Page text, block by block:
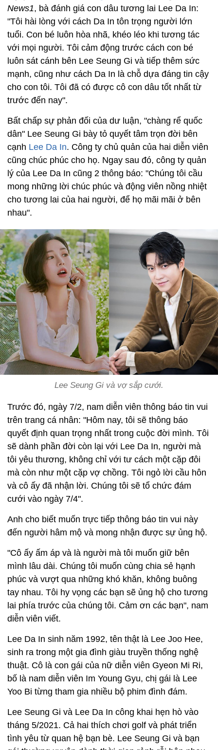
News1, bà đánh giá con dâu tương lai Lee Da In:
"Tôi hài lòng với cách Da In tôn trọng người lớn
tuổi. Con bé luôn hòa nhã, khéo léo khi tương tác
với mọi người. Tôi cảm động trước cách con bé
luôn sát cánh bên Lee Seung Gi và tiếp thêm sức
mạnh, cũng như cách Da In là chỗ dựa đáng tin cậy
cho con tôi. Tôi đã có được cô con dâu tốt nhất từ
trước đến nay".
Bất chấp sự phản đối của dư luận, "chàng rể quốc
dân" Lee Seung Gi bày tỏ quyết tâm trọn đời bên
cạnh Lee Da In. Công ty chủ quản của hai diễn viên
cũng chúc phúc cho họ. Ngay sau đó, công ty quản
lý của Lee Da In cũng 2 thông báo: "Chúng tôi cầu
mong những lời chúc phúc và động viên nồng nhiệt
cho tương lai của hai người, để họ mãi mãi ở bên
nhau".
Lee Seung Gi và vợ sắp cưới.
Trước đó, ngày 7/2, nam diễn viên thông báo tin vui
trên trang cá nhân: "Hôm nay, tôi sẽ thông báo
quyết định quan trọng nhất trong cuộc đời mình. Tôi
sẽ dành phần đời còn lại với Lee Da In, người mà
tôi yêu thương, không chỉ với tư cách một cặp đôi
mà còn như một cặp vợ chồng. Tôi ngỏ lời cầu hôn
và cô ấy đã nhận lời. Chúng tôi sẽ tổ chức đám
cưới vào ngày 7/4".
Anh cho biết muốn trực tiếp thông báo tin vui này
đến người hâm mộ và mong nhận được sự ủng hộ.
"Cô ấy ấm áp và là người mà tôi muốn giữ bên
mình lâu dài. Chúng tôi muốn cùng chia sẻ hạnh
phúc và vượt qua những khó khăn, không buông
tay nhau. Tôi hy vọng các bạn sẽ ủng hộ cho tương
lai phía trước của chúng tôi. Cảm ơn các bạn", nam
diễn viên viết.
Lee Da In sinh năm 1992, tên thật là Lee Joo Hee,
sinh ra trong một gia đình giàu truyền thống nghệ
thuật. Cô là con gái của nữ diễn viên Gyeon Mi Ri,
bố là nam diễn viên Im Young Gyu, chị gái là Lee
Yoo Bi từng tham gia nhiều bộ phim đình đám.
Lee Seung Gi và Lee Da In công khai hẹn hò vào
tháng 5/2021. Cả hai thích chơi golf và phát triển
tình yêu từ quan hệ bạn bè. Lee Seung Gi và bạn